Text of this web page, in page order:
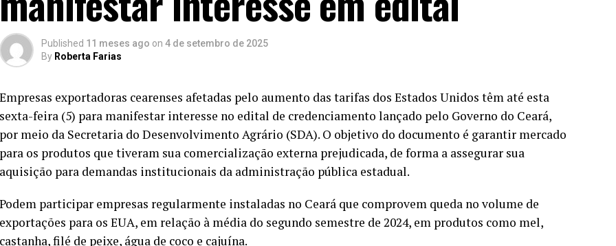
Published 11 meses ago on 4 de setembro de 2025
By Roberta Farias
Empresas exportadoras cearenses afetadas pelo aumento das tarifas dos Estados Unidos têm até esta
sexta-feira (5) para manifestar interesse no edital de credenciamento lançado pelo Governo do Ceará,
por meio da Secretaria do Desenvolvimento Agrário (SDA). O objetivo do documento é garantir mercado
para os produtos que tiveram sua comercialização externa prejudicada, de forma a assegurar sua
aquisição para demandas institucionais da administração pública estadual.
Podem participar empresas regularmente instaladas no Ceará que comprovem queda no volume de
exportações para os EUA, em relação à média do segundo semestre de 2024, em produtos como mel,
castanha, filé de peixe, água de coco e cajuína.